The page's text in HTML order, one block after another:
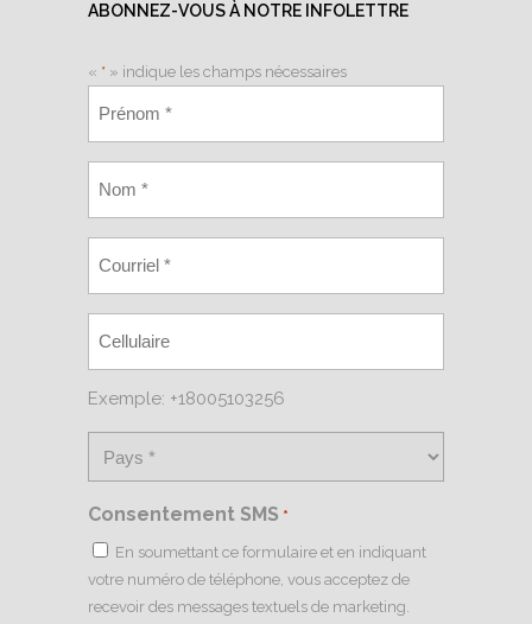
ABONNEZ-VOUS À NOTRE INFOLETTRE
« * » indique les champs nécessaires
Exemple: +18005103256
Consentement SMS *
En soumettant ce formulaire et en indiquant
votre numéro de téléphone, vous acceptez de
recevoir des messages textuels de marketing.